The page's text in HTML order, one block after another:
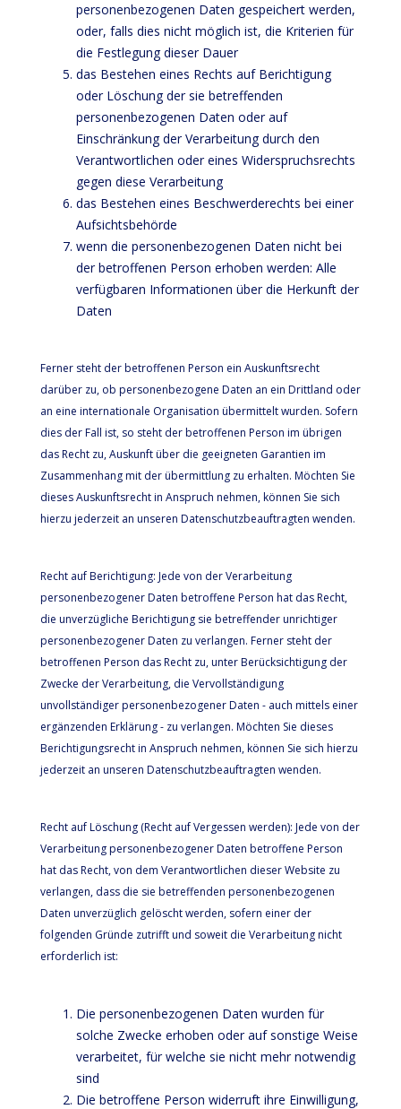
personenbezogenen Daten gespeichert werden,
oder, falls dies nicht möglich ist, die Kriterien für
die Festlegung dieser Dauer
das Bestehen eines Rechts auf Berichtigung
oder Löschung der sie betreffenden
personenbezogenen Daten oder auf
Einschränkung der Verarbeitung durch den
Verantwortlichen oder eines Widerspruchsrechts
gegen diese Verarbeitung
das Bestehen eines Beschwerderechts bei einer
Aufsichtsbehörde
wenn die personenbezogenen Daten nicht bei
der betroffenen Person erhoben werden: Alle
verfügbaren Informationen über die Herkunft der
Daten
Ferner steht der betroffenen Person ein Auskunftsrecht
darüber zu, ob personenbezogene Daten an ein Drittland oder
an eine internationale Organisation übermittelt wurden. Sofern
dies der Fall ist, so steht der betroffenen Person im übrigen
das Recht zu, Auskunft über die geeigneten Garantien im
Zusammenhang mit der übermittlung zu erhalten. Möchten Sie
dieses Auskunftsrecht in Anspruch nehmen, können Sie sich
hierzu jederzeit an unseren Datenschutzbeauftragten wenden.
Recht auf Berichtigung: Jede von der Verarbeitung
personenbezogener Daten betroffene Person hat das Recht,
die unverzügliche Berichtigung sie betreffender unrichtiger
personenbezogener Daten zu verlangen. Ferner steht der
betroffenen Person das Recht zu, unter Berücksichtigung der
Zwecke der Verarbeitung, die Vervollständigung
unvollständiger personenbezogener Daten - auch mittels einer
ergänzenden Erklärung - zu verlangen. Möchten Sie dieses
Berichtigungsrecht in Anspruch nehmen, können Sie sich hierzu
jederzeit an unseren Datenschutzbeauftragten wenden.
Recht auf Löschung (Recht auf Vergessen werden): Jede von der
Verarbeitung personenbezogener Daten betroffene Person
hat das Recht, von dem Verantwortlichen dieser Website zu
verlangen, dass die sie betreffenden personenbezogenen
Daten unverzüglich gelöscht werden, sofern einer der
folgenden Gründe zutrifft und soweit die Verarbeitung nicht
erforderlich ist:
Die personenbezogenen Daten wurden für
solche Zwecke erhoben oder auf sonstige Weise
verarbeitet, für welche sie nicht mehr notwendig
sind
Die betroffene Person widerruft ihre Einwilligung,